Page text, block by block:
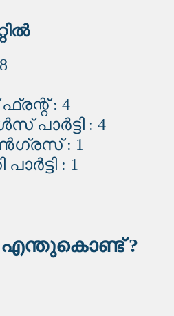
: 4
പാർട്ടി : 4
: 1
: 1
?